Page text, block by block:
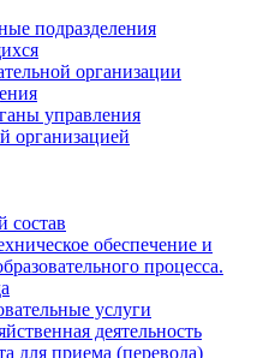
подразделения
организации
управления
организацией
состав
обеспечение и
процесса.
услуги
деятельность
для приема (перевода)